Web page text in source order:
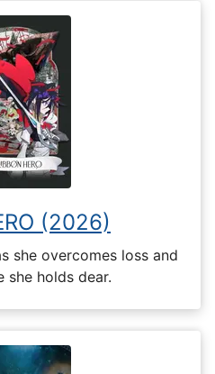
(2026)
she overcomes loss and
holds dear.